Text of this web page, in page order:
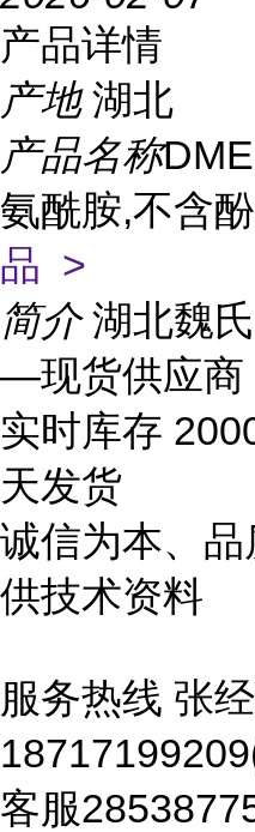
产品详情
产地 湖北
产品名称
氨酰胺,不含
品 >
简介 湖北魏
—现货供应商
实时库存
天发货
诚信为本、
供技术资料
服务热线 张
客服